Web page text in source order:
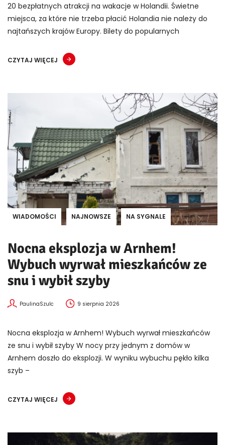
20 bezpłatnych atrakcji na wakacje w Holandii. Świetne
miejsca, za które nie trzeba płacić Holandia nie należy do
najtańszych krajów Europy. Bilety do popularnych
CZYTAJ WIĘCEJ
WIADOMOŚCI NAJNOWSZE NA SYGNALE
Nocna eksplozja w Arnhem!
Wybuch wyrwał mieszkańców ze
snu i wybił szyby
PaulinaSzulc 9 sierpnia 2026
Nocna eksplozja w Arnhem! Wybuch wyrwał mieszkańców
ze snu i wybił szyby W nocy przy jednym z domów w
Arnhem doszło do eksplozji. W wyniku wybuchu pękło kilka
szyb –
CZYTAJ WIĘCEJ